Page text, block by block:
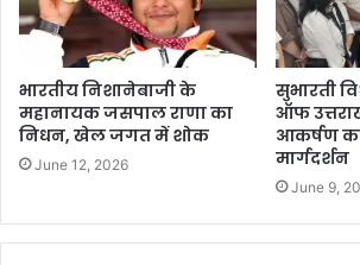
भारतीय निशानेबाजी के
महानायक जसपाल राणा का
निधन, खेल जगत में शोक
June 12, 2026
सुभारती
ऑफ
आकर्षण का
मार्गदर्शन
June 9,